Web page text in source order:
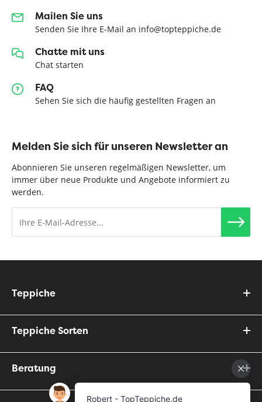
Mailen Sie uns
Senden Sie Ihre E-Mail an info@topteppiche.de
Chatte mit uns
Chat starten
FAQ
Sehen Sie sich die häufig gestellten Fragen an
Melden Sie sich für unseren Newsletter an
Abonnieren Sie unseren regelmäßigen Newsletter, um
immer über neue Produkte und Angebote informiert zu
werden.
Teppiche
Teppiche Sorten
Beratung